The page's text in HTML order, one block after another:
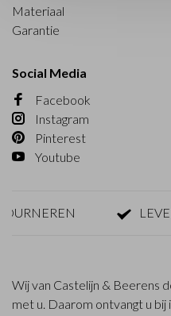
Materiaal
Garantie
Social Media
Facebook
Instagram
Pinterest
Youtube
Wij van Castelijn & Beerens
met u. Daarom ontvangt u bij